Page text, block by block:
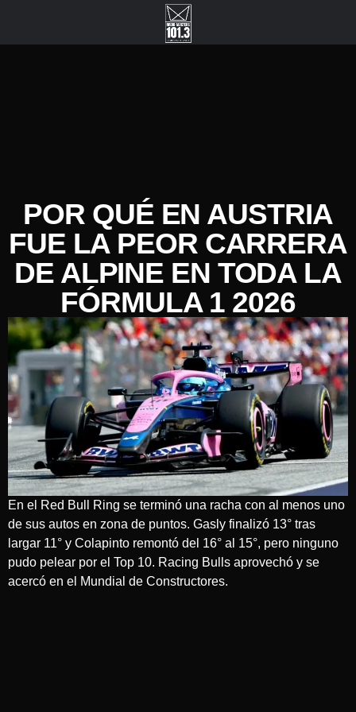
POR QUÉ EN AUSTRIA
FUE LA PEOR CARRERA
DE ALPINE EN TODA LA
FÓRMULA 1 2026
En el Red Bull Ring se terminó una racha con al menos uno
de sus autos en zona de puntos. Gasly finalizó 13° tras
largar 11° y Colapinto remontó del 16° al 15°, pero ninguno
pudo pelear por el Top 10. Racing Bulls aprovechó y se
acercó en el Mundial de Constructores.